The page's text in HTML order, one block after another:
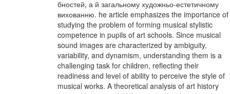
бностей, а й загальному художньо-естетичному
вихованню. he article emphasizes the importance of
studying the problem of forming musical stylistic
competence in pupils of art schools. Since musical
sound images are characterized by ambiguity,
variability, and dynamism, understanding them is a
challenging task for children, reflecting their
readiness and level of ability to perceive the style of
musical works. A theoretical analysis of art history